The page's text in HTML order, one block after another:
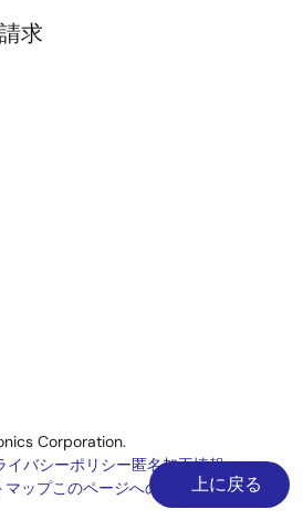
上に戻る
求
Corporation.
イバシーポリシー匿名加工情報
マップこのページへのご意見